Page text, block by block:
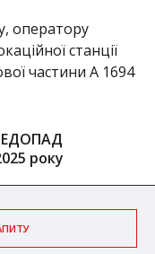
оператору
станції
частини А 1694
року